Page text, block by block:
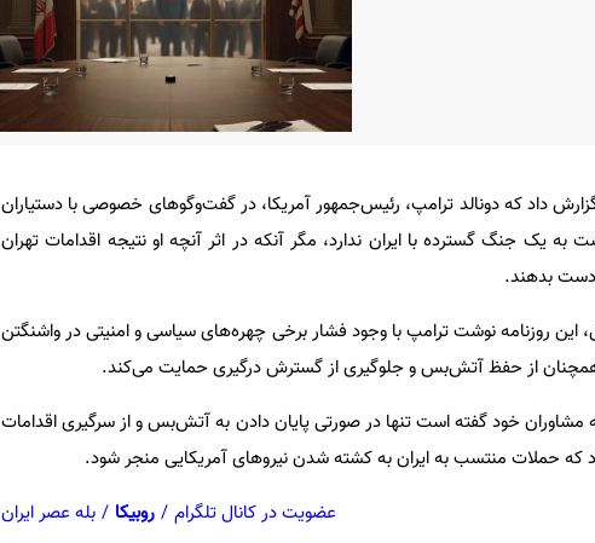
گزارش داد که دونالد ترامپ، رئیس‌جمهور آمریکا، در گفت‌وگوهای خصوصی با دستیاران
یک جنگ گسترده با ایران ندارد، مگر آنکه در اثر آنچه او نتیجه اقدامات تهران
دست بدهند.
این روزنامه نوشت ترامپ با وجود فشار برخی چهره‌های سیاسی و امنیتی در واشنگتن
همچنان از حفظ آتش‌بس و جلوگیری از گسترش درگیری حمایت می‌کند.
خود گفته است تنها در صورتی پایان دادن به آتش‌بس و از سرگیری اقدامات
که حملات منتسب به ایران به کشته شدن نیروهای آمریکایی منجر شود.
عضویت در کانال تلگرام / روبیکا / بله عصر ایران